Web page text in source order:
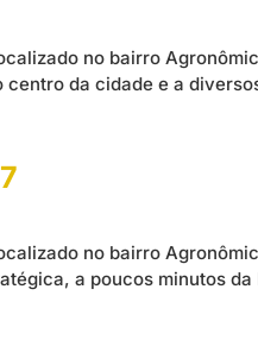
no bairro
da cidade e a
no bairro
a poucos minutos